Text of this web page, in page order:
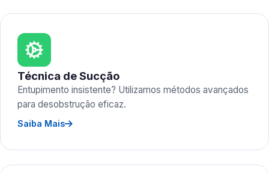
Técnica de Sucção
Entupimento insistente? Utilizamos métodos avançados
para desobstrução eficaz.
Saiba Mais